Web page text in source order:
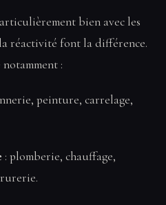
bien avec les
réactivité font la différence.
:
peinture, carrelage,
: plomberie, chauffage,